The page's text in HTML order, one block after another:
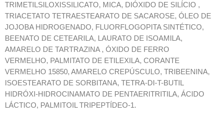
TRIMETILSILOXISSILICATO, MICA, DIÓXIDO DE SILÍCIO ,
TRIACETATO TETRAESTEARATO DE SACAROSE, ÓLEO DE
JOJOBA HIDROGENADO, FLUORFLOGOPITA SINTÉTICO,
BEENATO DE CETEARILA, LAURATO DE ISOAMILA,
AMARELO DE TARTRAZINA , ÓXIDO DE FERRO
VERMELHO, PALMITATO DE ETILEXILA, CORANTE
VERMELHO 15850, AMARELO CREPÚSCULO, TRIBEENINA,
ISOESTEARATO DE SORBITANA, TETRA-DI-T-BUTIL
HIDRÓXI-HIDROCINAMATO DE PENTAERITRITILA, ÁCIDO
LÁCTICO, PALMITOIL TRIPEPTÍDEO-1.